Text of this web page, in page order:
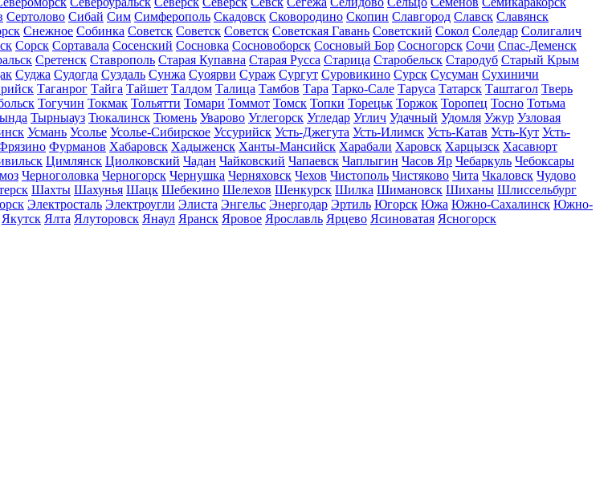
Сертолово Сибай Сим Симферополь Скадовск Сковородино Скопин Славгород Славск Славянск
Снежное Собинка Советск Советск Советск Советская Гавань Советский Сокол Соледар Солигалич
Сорск Сортавала Сосенский Сосновка Сосновоборск Сосновый Бор Сосногорск Сочи Спас-Деменск
Сретенск Ставрополь Старая Купавна Старая Русса Старица Старобельск Стародуб Старый Крым
Суджа Судогда Суздаль Сунжа Суоярви Сураж Сургут Суровикино Сурск Сусуман Сухиничи
Таганрог Тайга Тайшет Талдом Талица Тамбов Тара Тарко-Сале Таруса Татарск Таштагол Тверь
Тогучин Токмак Тольятти Томари Томмот Томск Топки Торецьк Торжок Торопец Тосно Тотьма
Тырныауз Тюкалинск Тюмень Уварово Углегорск Угледар Углич Удачный Удомля Ужур Узловая
Усмань Усолье Усолье-Сибирское Уссурийск Усть-Джегута Усть-Илимск Усть-Катав Усть-Кут Усть-
Фурманов Хабаровск Хадыженск Ханты-Мансийск Харабали Харовск Харцызск Хасавюрт
Цимлянск Циолковский Чадан Чайковский Чапаевск Чаплыгин Часов Яр Чебаркуль Чебоксары
Черноголовка Черногорск Чернушка Черняховск Чехов Чистополь Чистяково Чита Чкаловск Чудово
Шахты Шахунья Шацк Шебекино Шелехов Шенкурск Шилка Шимановск Шиханы Шлиссельбург
Электросталь Электроугли Элиста Энгельс Энергодар Эртиль Югорск Южа Южно-Сахалинск Южно-
Якутск Ялта Ялуторовск Янаул Яранск Яровое Ярославль Ярцево Ясиноватая Ясногорск